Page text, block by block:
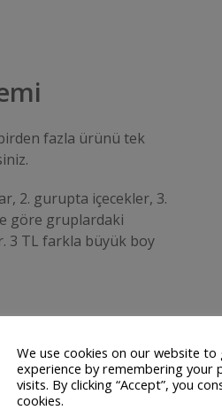
birden fazla ürünü tek
2. gurupta içecekler, 3.
göre gruplardaki
3 TL farkla büyük boy
We use cookies on our website
experience by remembering your
visits. By clicking “Accept”, you
cookies.